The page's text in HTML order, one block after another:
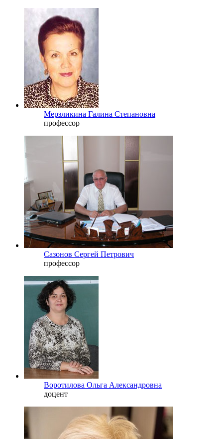
Мерзликина Галина Степановна
профессор
Сазонов Сергей Петрович
профессор
Воротилова Ольга Александровна
доцент